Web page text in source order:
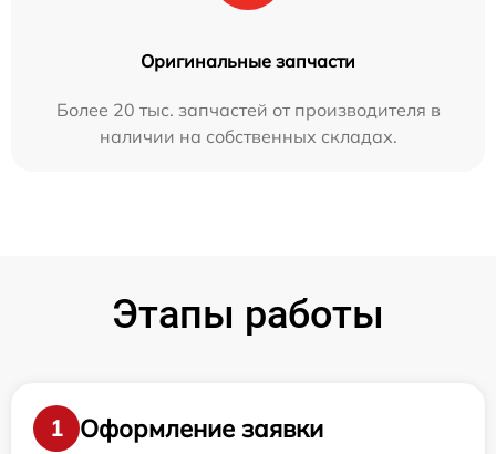
Оригинальные запчасти
Более 20 тыс. запчастей от производителя в
наличии на собственных складах.
Этапы работы
1
Оформление заявки